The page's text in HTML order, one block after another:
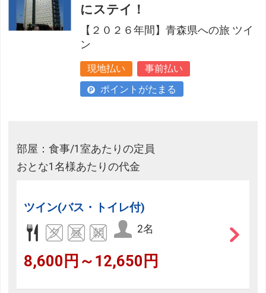
にステイ！
【２０２６年間】青森県への旅 ツイ
ン
現地払い
事前払い
ポイントがたまる
部屋：食事/1室あたりの定員
おとな1名様あたりの代金
ツイン(バス・トイレ付)
2名
8,600円～12,650円